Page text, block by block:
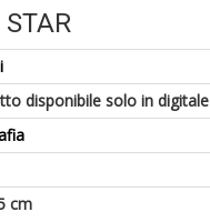
disponibile solo in digitale
cm